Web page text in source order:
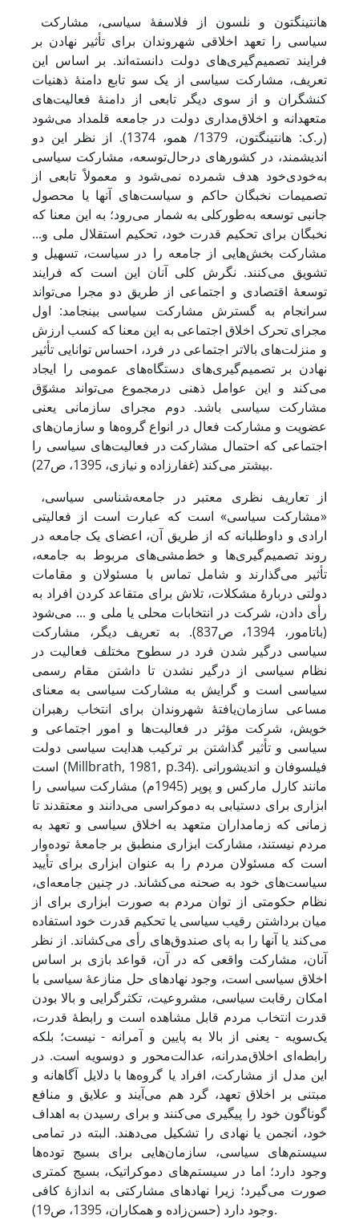
سیاسی را تعهد اخلاقی شهروندان برای تأثیر نهادن بر
فرایند تصمیم‌گیری‌های دولت دانسته‌اند. ‌بر اساس این
تعریف، مشارکت سیاسی از یک سو تابع دامنۀ ذهنیات
کنشگران و از سوی ‌دیگر تابعی از دامنۀ فعالیت‌های
متعهدانه و اخلاق‌مداری دولت در جامعه قلمداد می‌شود
(ر.ک: هانتینگتون، 1379/ همو، 1374). ‌از نظر این دو
اندیشمند، در کشورهای درحال‌توسعه، مشارکت سیاسی
به‌خودی‌خود هدف شمرده نمی‌شود و معمولاً تابعی از
تصمیمات نخبگان حاکم و سیاست‌های آنها یا محصول
جانبی توسعه به‌طورکلی به شمار می‌رود؛ به این معنا که
نخبگان برای تحکیم قدرت خود، تحکیم‌ استقلال ‌ملی و...
‌‌مشارکت ‌بخش‌هایی‌ از جامعه را در سیاست، تسهیل و
تشویق می‌‌‌‌‌‌‌‌‌‌‌‌‌‌‌‌‌‌‌‌‌کنند. نگرش کلی آنان این است که فرایند
توسعۀ اقتصادی و اجتماعی از طریق دو مجرا می‌‌‌‌‌‌‌‌‌‌‌‌‌‌‌‌‌‌‌‌‌تواند
سرانجام به گسترش مشارکت سیاسی بینجامد: ‌اول
مجرای تحرک اخلاق اجتماعی ‌به این معنا که کسب ارزش
و منزلت‌های بالاتر اجتماعی در فرد، احساس توانایی تأثیر
نهادن بر تصمیم‌گیری‌های دستگاه‌های عمومی را ایجاد
می‌‌‌‌‌‌‌‌‌‌‌‌‌‌‌‌‌‌‌‌‌کند و این عوامل ذهنی درمجموع می‌‌‌‌‌‌‌‌‌‌‌‌‌‌‌‌‌‌‌‌‌تواند مشوّق
مشارکت سیاسی باشد. ‌دوم مجرای سازمانی یعنی
عضویت و مشارکت فعال در انواع گروه‌ها و سازمان‌های
اجتماعی که احتمال مشارکت در فعالیت‌های سیاسی را
بیشتر می‌کند (غفارزاده و نیازی، 1395، ص27).
«مشارکت سیاسی» است که عبارت است از فعالیتی
ارادی و داوطلبانه که از طریق آن، اعضای یک جامعه در
روند تصمیم‌گیری‌ها و خط‌مشی‌های مربوط به جامعه،
تأثیر می‌گذارند و شامل تماس با مسئولان و مقامات
دولتی دربارۀ مشکلات، تلاش برای متقاعد کردن افراد به
رأی دادن، شرکت در انتخابات محلی یا ملی و ... می‌شود
(باتامور، 1394، ص837). به تعریف دیگر، مشارکت
سیاسی درگیر شدن فرد در سطوح مختلف فعالیت در
نظام سیاسی از درگیر نشدن تا داشتن مقام رسمی
سیاسی است و گرایش به مشارکت سیاسی به معنای
مساعی سازمان‌یافتۀ شهروندان برای انتخاب رهبران
خویش، شرکت مؤثر در فعالیت‌ها و امور اجتماعی و
سیاسی و تأثیر گذاشتن بر ترکیب هدایت سیاسی دولت
است (Millbrath, 1981, p.34). فیلسوفان و اندیشورانی
مانند کارل مارکس و پوپر (1945م) مشارکت سیاسی را
ابزاری برای دستیابی به دموکراسی می‌دانند و معتقدند تا
زمانی که زمامداران متعهد به اخلاق سیاسی و تعهد به
مردم نیستند، مشارکت ابزاری منطبق بر جامعۀ توده‌وار
است که مسئولان مردم را به ‌عنوان ابزاری برای تأیید
سیاست‌های خود به صحنه می‌کشاند. ‌در چنین جامعه‌ای،
نظام حکومتی از توان مردم به صورت ابزاری برای از
میان برداشتن رقیب سیاسی یا تحکیم قدرت خود استفاده
می‌‌‌‌‌‌‌‌‌‌‌‌‌‌‌‌‌‌‌‌‌کند یا آنها را به پای صندوق‌های رأی می‌کشاند. ‌از نظر
آنان، مشارکت واقعی که در آن، قواعد بازی بر اساس
اخلاق سیاسی است، وجود نهادهای حل منازعۀ سیاسی با
امکان رقابت سیاسی، مشروعیت، تکثرگرایی و بالا بودن
قدرت انتخاب مردم قابل ‌مشاهده است و رابطۀ قدرت،
یک‌سویه - یعنی از بالا به پایین و آمرانه - نیست؛ بلکه
رابطه‌ای اخلاق‌مدرانه، عدالت‌محور و دوسویه است. ‌در
این مدل از مشارکت، افراد یا گروه‌ها با دلایل آگاهانه و
مبتنی بر اخلاق تعهد، گرد هم می‌آیند و علایق و منافع
گوناگون خود را پیگیری می‌کنند و برای رسیدن به اهداف
خود، انجمن یا نهادی را تشکیل می‌دهند. ‌البته در تمامی
سیستم‌های سیاسی، سازمان‌هایی برای بسیج توده‌ها
وجود دارد؛ اما در سیستم‌های دموکراتیک، بسیج کمتری
صورت می‌گیرد؛ زیرا نهادهای مشارکتی به ‌اندازۀ کافی
وجود دارد (حسن‌زاده و همکاران، 1395، ص19)‌‌‌.